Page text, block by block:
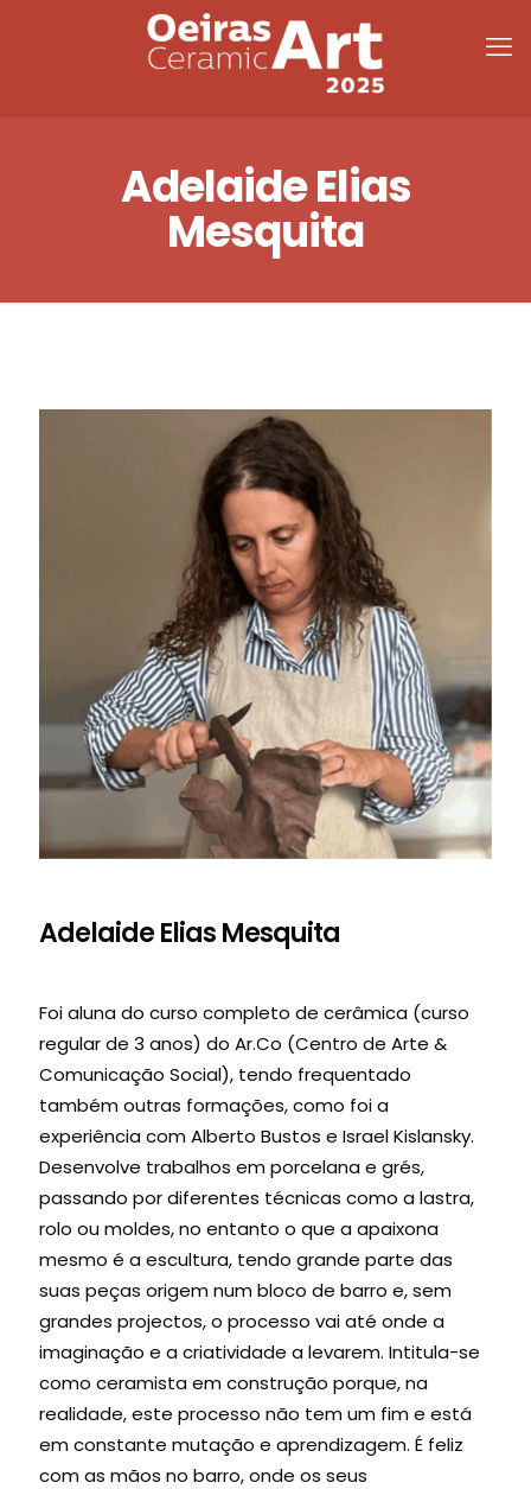
Adelaide Elias
Mesquita
Adelaide Elias Mesquita
Foi aluna do curso completo de cerâmica (curso
regular de 3 anos) do Ar.Co (Centro de Arte &
Comunicação Social), tendo frequentado
também outras formações, como foi a
experiência com Alberto Bustos e Israel Kislansky.
Desenvolve trabalhos em porcelana e grés,
passando por diferentes técnicas como a lastra,
rolo ou moldes, no entanto o que a apaixona
mesmo é a escultura, tendo grande parte das
suas peças origem num bloco de barro e, sem
grandes projectos, o processo vai até onde a
imaginação e a criatividade a levarem. Intitula-se
como ceramista em construção porque, na
realidade, este processo não tem um fim e está
em constante mutação e aprendizagem. É feliz
com as mãos no barro, onde os seus